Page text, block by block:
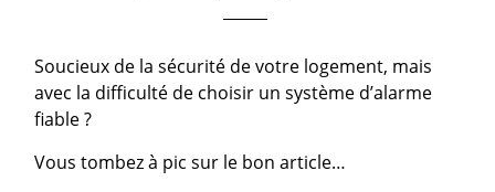
Soucieux de la sécurité de votre logement, mais
avec la difficulté de choisir un système d’alarme
fiable ?
Vous tombez à pic sur le bon article…